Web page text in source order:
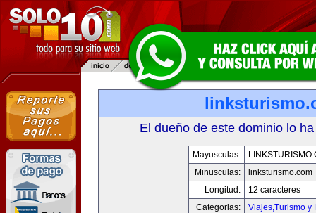
El dueño de este dominio lo
Mayusculas:
Minusculas:
linksturismo.com
Longitud:
12 caracteres
Categorias:
Viajes,Turismo y